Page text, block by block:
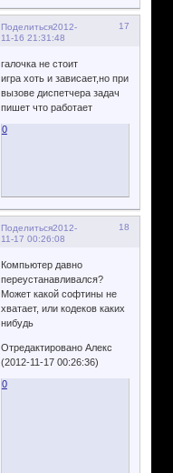
Поделиться 17
2012-
11-16 21:31:48
галочка не стоит
игра хоть и зависает,но при
вызове диспетчера задач
пишет что работает
0
Поделиться 18
2012-
11-17 00:26:08
Компьютер давно
переустанавливался?
Может какой софтины не
хватает, или кодеков каких
нибудь
Отредактировано Алекс
(2012-11-17 00:26:36)
0